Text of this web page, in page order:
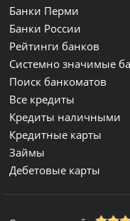
Банки Перми
Банки России
Рейтинги банков
Системно значимые
Поиск банкоматов
Все кредиты
Кредиты наличными
Кредитные карты
Займы
Дебетовые карты